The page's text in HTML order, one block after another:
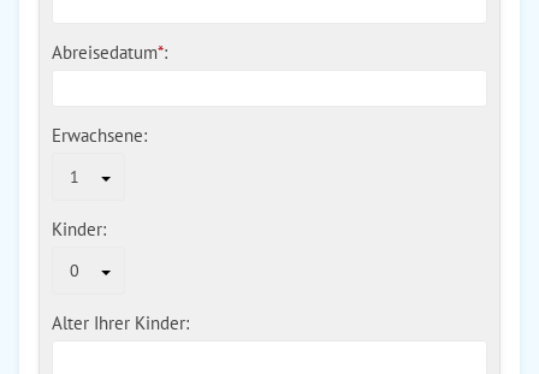
Abreisedatum*:
Erwachsene:
1
Kinder:
0
Alter Ihrer Kinder: